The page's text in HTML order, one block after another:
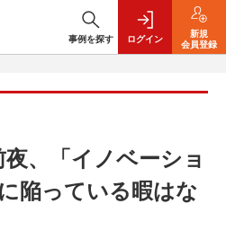
事例を探す ログイン
新規
会員登録
、「イノベーショ
陥っている暇はな